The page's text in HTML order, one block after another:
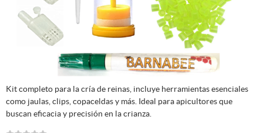
Kit completo para la cría de reinas, incluye herramientas esenciales
como jaulas, clips, copaceldas y más. Ideal para apicultores que
buscan eficacia y precisión en la crianza.